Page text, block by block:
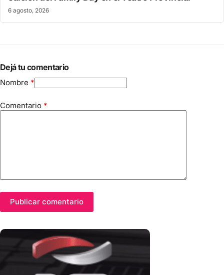
6 agosto, 2026
Dejá tu comentario
Nombre *
Comentario *
Publicar comentario